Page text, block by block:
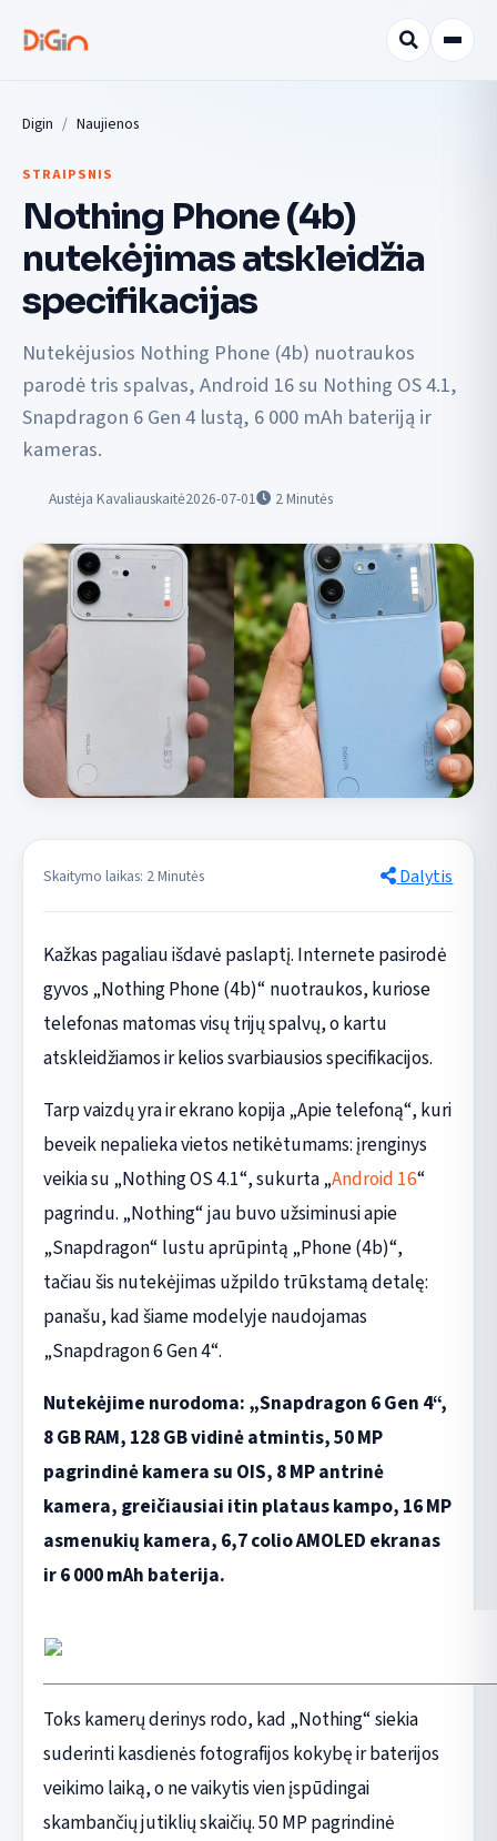
Digin Naujienos
STRAIPSNIS
Nothing Phone (4b)
nutekėjimas atskleidžia
specifikacijas
Nutekėjusios Nothing Phone (4b) nuotraukos
parodė tris spalvas, Android 16 su Nothing OS 4.1,
Snapdragon 6 Gen 4 lustą, 6 000 mAh bateriją ir
kameras.
Austėja Kavaliauskaitė2026-07-01 2Minutės
Skaitymo laikas: 2 Minutės Dalytis
Kažkas pagaliau išdavė paslaptį. Internete pasirodė
gyvos „Nothing Phone (4b)“ nuotraukos, kuriose
telefonas matomas visų trijų spalvų, o kartu
atskleidžiamos ir kelios svarbiausios specifikacijos.
Tarp vaizdų yra ir ekrano kopija „Apie telefoną“, kuri
beveik nepalieka vietos netikėtumams: įrenginys
veikia su „Nothing OS 4.1“, sukurta „Android 16“
pagrindu. „Nothing“ jau buvo užsiminusi apie
„Snapdragon“ lustu aprūpintą „Phone (4b)“,
tačiau šis nutekėjimas užpildo trūkstamą detalę:
panašu, kad šiame modelyje naudojamas
„Snapdragon 6 Gen 4“.
Nutekėjime nurodoma: „Snapdragon 6 Gen 4“,
8 GB RAM, 128 GB vidinė atmintis, 50 MP
pagrindinė kamera su OIS, 8 MP antrinė
kamera, greičiausiai itin plataus kampo, 16 MP
asmenukių kamera, 6,7 colio AMOLED ekranas
ir 6 000 mAh baterija.
Toks kamerų derinys rodo, kad „Nothing“ siekia
suderinti kasdienės fotografijos kokybę ir baterijos
veikimo laiką, o ne vaikytis vien įspūdingai
skambančių jutiklių skaičių. 50 MP pagrindinė